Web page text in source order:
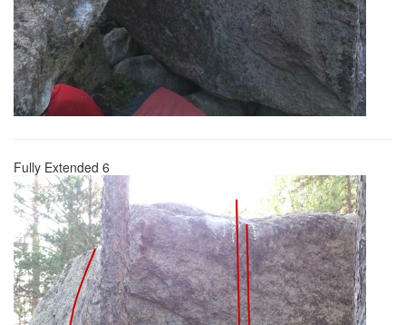
Fully Extended 6